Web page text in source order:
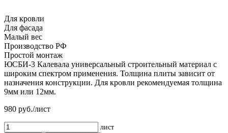
Для кровли
Для фасада
Малый вес
Производство РФ
Простой монтаж
ЮСБИ-3 Калевала универсальный строительный материал с
широким спектром применения. Толщина плиты зависит от
назначения конструкции. Для кровли рекомендуемая толщина
9мм или 12мм.
980 руб./лист
лист